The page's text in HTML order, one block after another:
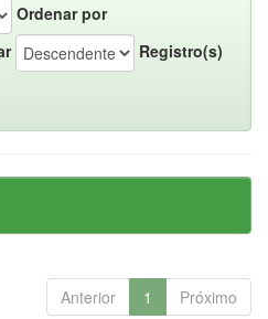
Ordenar por
Registro(s)
Anterior 1 Próximo